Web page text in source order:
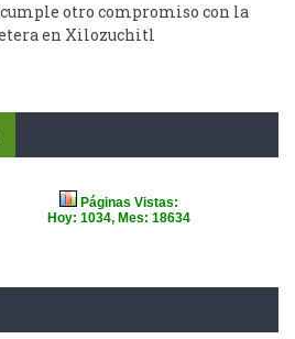
otro compromiso con la
en Xilozuchitl